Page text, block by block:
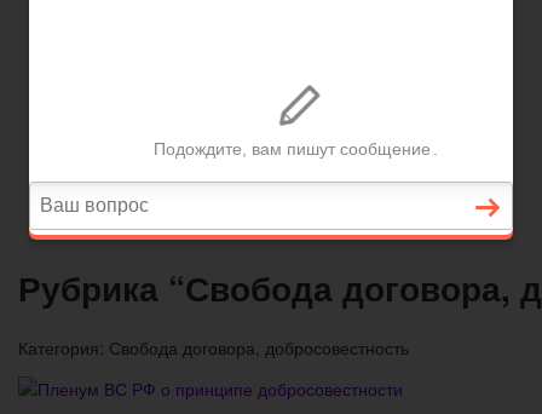
Договорные отношения
Заработная плата
Вопросы и ответы
Рубрика “Свобода договора,
Категория: Свобода договора, добросовестность